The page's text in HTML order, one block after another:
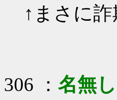
↑まさに
306 ： 名無